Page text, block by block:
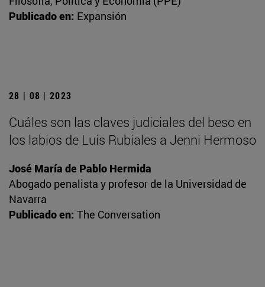
Publicado en: Expansión
28 | 08 | 2023
Cuáles son las claves judiciales del beso en
los labios de Luis Rubiales a Jenni Hermoso
José María de Pablo Hermida
Abogado penalista y profesor de la Universidad de
Navarra
Publicado en: The Conversation